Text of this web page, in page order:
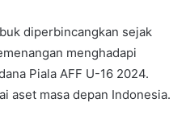
diperbincangkan sejak
menghadapi
Piala AFF U-16 2024.
aset masa depan Indonesia.